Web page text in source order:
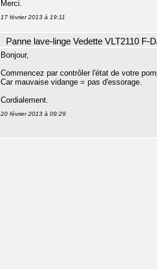
Merci.
17 février 2013 à 19:11
Panne lave-linge Vedette VLT2110 F-
Bonjour,
Commencez par contrôler l'état de votre
Car mauvaise vidange = pas d'essorage.
Cordialement.
20 février 2013 à 09:29